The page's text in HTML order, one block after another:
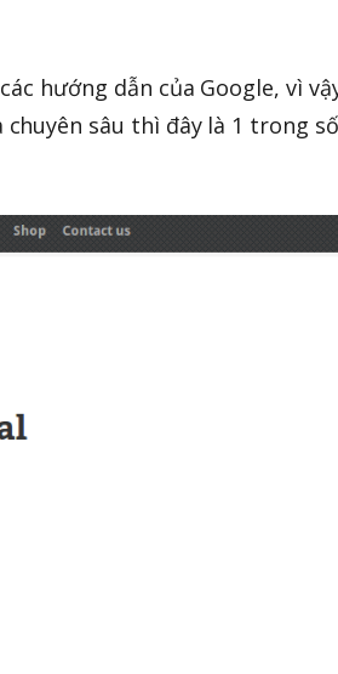
hướng dẫn của Google, vì
sâu thì đây là 1 trong số